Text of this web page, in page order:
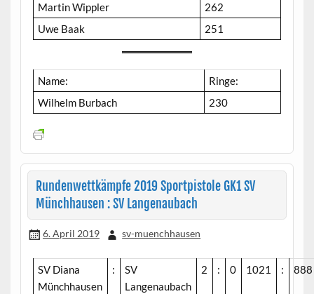
Martin Wippler
262
Uwe Baak
251
Name:
Ringe:
Wilhelm Burbach
230
Rundenwettkämpfe 2019 Sportpistole GK1 SV
Münchhausen : SV Langenaubach
6. April 2019 sv-muenchhausen
SV Diana
Münchhausen
:
SV
Langenaubach
2 : 0 1021 : 888